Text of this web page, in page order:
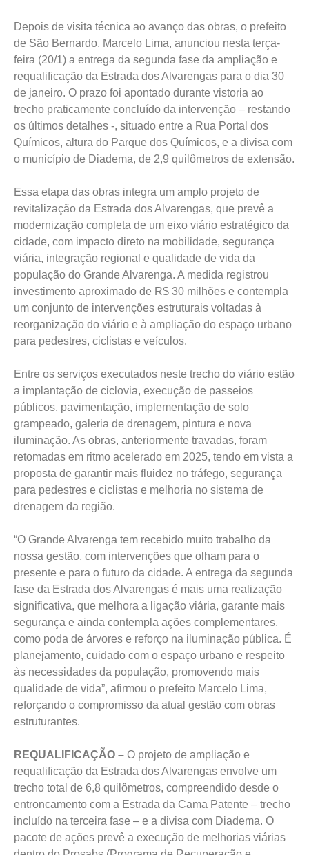
Depois de visita técnica ao avanço das obras, o prefeito
de São Bernardo, Marcelo Lima, anunciou nesta terça-
feira (20/1) a entrega da segunda fase da ampliação e
requalificação da Estrada dos Alvarengas para o dia 30
de janeiro. O prazo foi apontado durante vistoria ao
trecho praticamente concluído da intervenção – restando
os últimos detalhes -, situado entre a Rua Portal dos
Químicos, altura do Parque dos Químicos, e a divisa com
o município de Diadema, de 2,9 quilômetros de extensão.
Essa etapa das obras integra um amplo projeto de
revitalização da Estrada dos Alvarengas, que prevê a
modernização completa de um eixo viário estratégico da
cidade, com impacto direto na mobilidade, segurança
viária, integração regional e qualidade de vida da
população do Grande Alvarenga. A medida registrou
investimento aproximado de R$ 30 milhões e contempla
um conjunto de intervenções estruturais voltadas à
reorganização do viário e à ampliação do espaço urbano
para pedestres, ciclistas e veículos.
Entre os serviços executados neste trecho do viário estão
a implantação de ciclovia, execução de passeios
públicos, pavimentação, implementação de solo
grampeado, galeria de drenagem, pintura e nova
iluminação. As obras, anteriormente travadas, foram
retomadas em ritmo acelerado em 2025, tendo em vista a
proposta de garantir mais fluidez no tráfego, segurança
para pedestres e ciclistas e melhoria no sistema de
drenagem da região.
“O Grande Alvarenga tem recebido muito trabalho da
nossa gestão, com intervenções que olham para o
presente e para o futuro da cidade. A entrega da segunda
fase da Estrada dos Alvarengas é mais uma realização
significativa, que melhora a ligação viária, garante mais
segurança e ainda contempla ações complementares,
como poda de árvores e reforço na iluminação pública. É
planejamento, cuidado com o espaço urbano e respeito
às necessidades da população, promovendo mais
qualidade de vida”, afirmou o prefeito Marcelo Lima,
reforçando o compromisso da atual gestão com obras
estruturantes.
REQUALIFICAÇÃO – O projeto de ampliação e
requalificação da Estrada dos Alvarengas envolve um
trecho total de 6,8 quilômetros, compreendido desde o
entroncamento com a Estrada da Cama Patente – trecho
incluído na terceira fase – e a divisa com Diadema. O
pacote de ações prevê a execução de melhorias viárias